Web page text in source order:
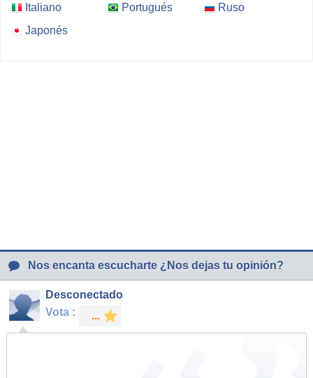
Italiano
Portugués
Ruso
Japonés
Nos encanta escucharte ¿Nos dejas tu opinión?
Desconectado
Vota :